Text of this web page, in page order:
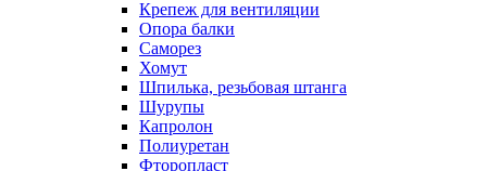
Крепеж для вентиляции
Опора балки
Саморез
Хомут
Шпилька, резьбовая штанга
Шурупы
Капролон
Полиуретан
Фторопласт